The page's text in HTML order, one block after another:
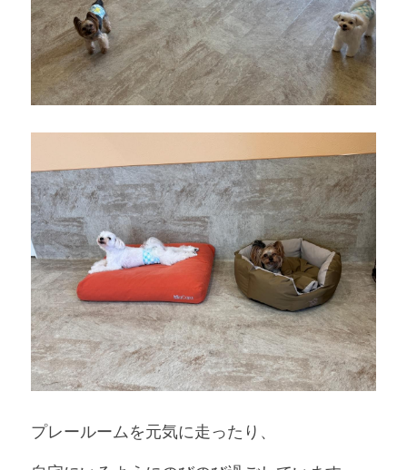
プレールームを元気に走ったり、